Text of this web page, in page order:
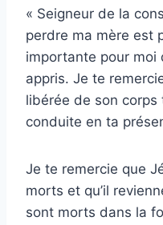
« Seigneur de la
perdre ma mère est
importante pour moi
appris. Je te
libérée de son
conduite en ta
Je te remercie que
morts et qu’il
sont morts dans la